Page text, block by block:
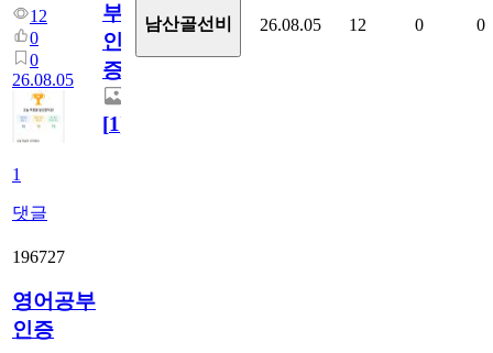
12
0
0
26.08.05
1
댓글
부
인
증
[1]
남산골선비 26.08.05 12 0 0
196727
영어공부
인증